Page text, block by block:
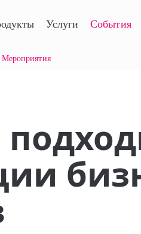
Услуги События
Мероприятия